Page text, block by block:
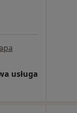
usługa